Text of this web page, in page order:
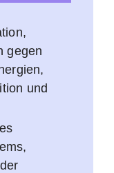
gegen
und